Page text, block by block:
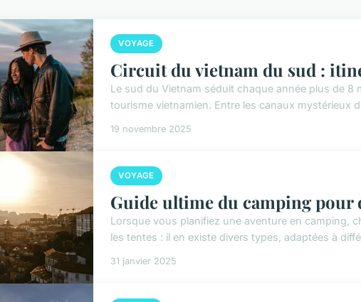
VOYAGE
Circuit du vietnam du sud :
Le sud du Vietnam séduit chaque année plus de
tourisme vietnamien. Entre les canaux mystérieux
19 novembre 2025
VOYAGE
Guide ultime du camping pour
Lorsque vous planifiez une aventure en camping,
les tentes : il en existe divers types, adaptées à
31 janvier 2025